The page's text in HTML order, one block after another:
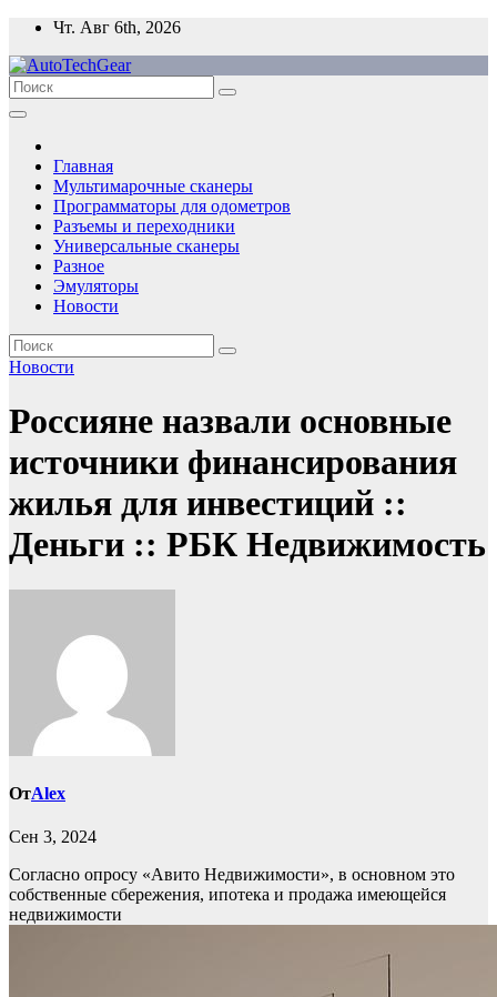
Перейти
содержимому
Чт. Авг 6th, 2026
Главная
Мультимарочные сканеры
Программаторы для одометров
Разъемы и переходники
Универсальные сканеры
Разное
Эмуляторы
Новости
Новости
Россияне назвали основные
источники финансирования
жилья для инвестиций ::
Деньги :: РБК Недвижимость
ОтAlex
Сен 3, 2024
Согласно опросу «Авито Недвижимости», в основном это
собственные сбережения, ипотека и продажа имеющейся
недвижимости